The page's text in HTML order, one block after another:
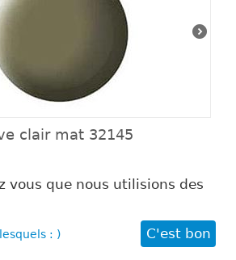
clair mat 32145
2,15 €
vous que nous utilisions des
: ) C'est bon